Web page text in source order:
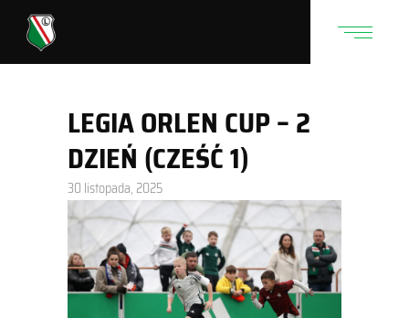
LEGIA ORLEN CUP – 2
DZIEŃ (CZEŚĆ 1)
30 listopada, 2025